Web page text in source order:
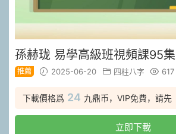
孫赫珑 易學高級班視頻課95集
推薦 2025-06-20 四柱八字 617
下載價格爲 24 九鼎币，VIP免費，請先
立即下載